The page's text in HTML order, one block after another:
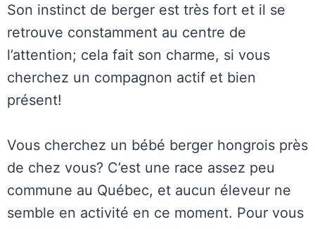
Son instinct de berger est très fort et il se
retrouve constamment au centre de
l’attention; cela fait son charme, si vous
cherchez un compagnon actif et bien
présent!
Vous cherchez un bébé berger hongrois près
de chez vous? C’est une race assez peu
commune au Québec, et aucun éleveur ne
semble en activité en ce moment. Pour vous